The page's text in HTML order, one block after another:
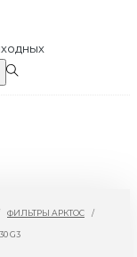
ФИЛЬТРЫ АРКТОС /
G3